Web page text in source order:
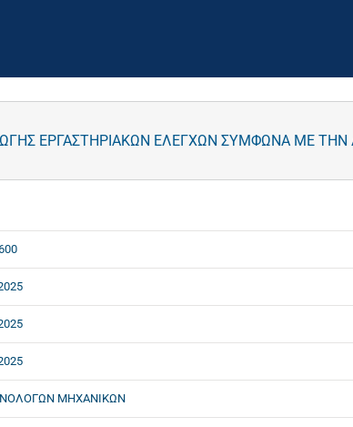
ΕΡΓΑΣΤΗΡΙΑΚΩΝ ΕΛΕΓΧΩΝ ΣΥΜΦΩΝΑ ΜΕ ΤΗΝ
ΜΗΧΑΝΙΚΩΝ